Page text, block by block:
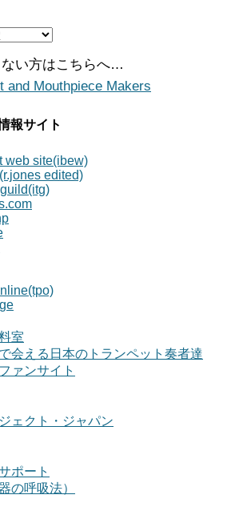
い方はこちらへ…
and Mouthpiece Makers
報サイト
web site(ibew)
edited)
室
会える日本のトランペット奏者達
ァンサイト
ェクト・ジャパン
ポート
の呼吸法）